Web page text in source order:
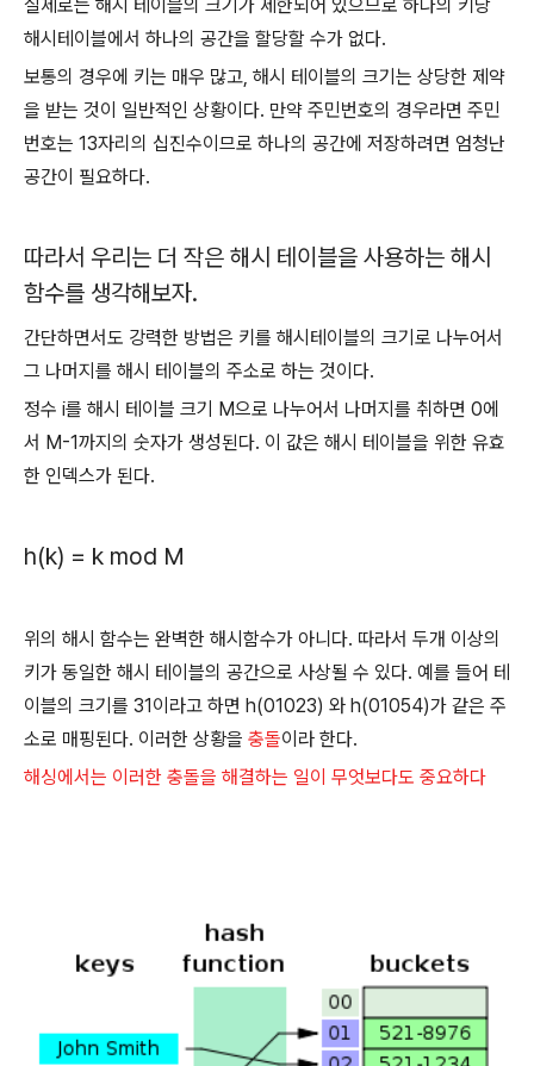
실제로는 해시 테이블의 크기가 제한되어 있으므로 하나의 키당
해시테이블에서 하나의 공간을 할당할 수가 없다.
보통의 경우에 키는 매우 많고, 해시 테이블의 크기는 상당한 제약
을 받는 것이 일반적인 상황이다. 만약 주민번호의 경우라면 주민
번호는 13자리의 십진수이므로 하나의 공간에 저장하려면 엄청난
공간이 필요하다.
따라서 우리는 더 작은 해시 테이블을 사용하는 해시
함수를 생각해보자.
간단하면서도 강력한 방법은 키를 해시테이블의 크기로 나누어서
그 나머지를 해시 테이블의 주소로 하는 것이다.
정수 i를 해시 테이블 크기 M으로 나누어서 나머지를 취하면 0에
서 M-1까지의 숫자가 생성된다. 이 값은 해시 테이블을 위한 유효
한 인덱스가 된다.
h(k) = k mod M
위의 해시 함수는 완벽한 해시함수가 아니다. 따라서 두개 이상의
키가 동일한 해시 테이블의 공간으로 사상될 수 있다. 예를 들어 테
이블의 크기를 31이라고 하면 h(01023) 와 h(01054)가 같은 주
소로 매핑된다. 이러한 상황을 충돌이라 한다.
해싱에서는 이러한 충돌을 해결하는 일이 무엇보다도 중요하다